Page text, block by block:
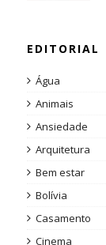
EDITORIAL
Água
Animais
Ansiedade
Arquitetura
Bem estar
Bolívia
Casamento
Cinema